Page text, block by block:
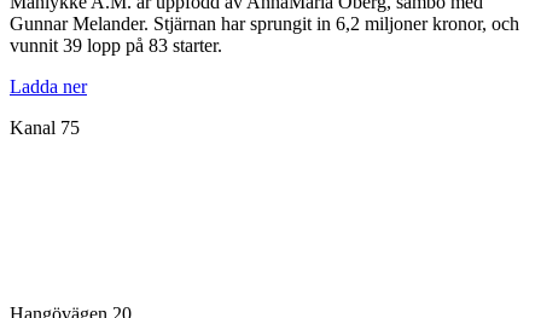
Gunnar Melander. Stjärnan har sprungit in 6,2 miljoner kronor, och
vunnit 39 lopp på 83 starter.
Ladda ner
Kanal 75
Hangövägen 20